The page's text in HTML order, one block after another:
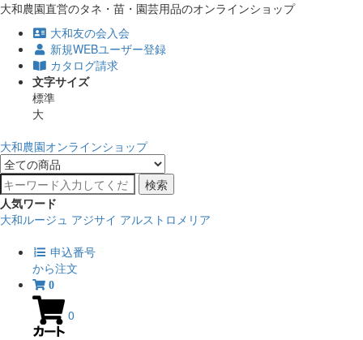
大和農園直営のタネ・苗・園芸用品のオンラインショップ
大和友の会入会
新規WEBユーザー登録
カタログ請求
文字サイズ
標準
大
大和農園オンラインショップ
検索
人気ワード
大和ルージュ アジサイ アルストロメリア
申込番号
から注文
0
0